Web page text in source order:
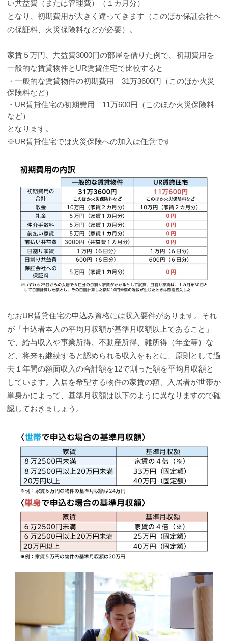
い共益費（または管理費）（１カ月分）
となり、初期費用が大きく違ってきます（このほか保証会社へ
の保証料、火災保険料などが必要）。
家賃５万円、共益費3000円の部屋を借りた例で、初期費用を
一般的な賃貸物件とUR賃貸住宅で比較すると
・一般的な賃貸物件の初期費用 31万3600円（このほか火災
保険料など）
・UR賃貸住宅の初期費用 11万600円（このほか火災保険料
など）
となります。
※UR賃貸住宅では火災保険への加入は任意です
なおUR賃貸住宅の申込み資格には収入要件があります。それ
が「申込者本人の平均月収額が基準月収額以上であること」
で、給与収入や事業所得、不動産所得、雑所得（年金等）な
ど、将来も継続すると認められる収入をもとに、原則として過
去１年間の額面収入の合計額を12で割った額を平均月収額と
しています。入居を希望する物件の家賃の額、入居者が世帯か
単身かによって、基準月収額は以下のように異なりますので確
認しておきましょう。